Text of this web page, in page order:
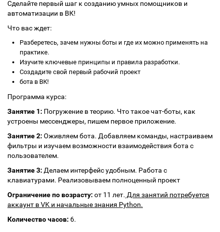
Сделайте первый шаг к созданию умных помощников и
автоматизации в ВК!
Что вас ждет:
Разберетесь, зачем нужны боты и где их можно применять на
практике.
Изучите ключевые принципы и правила разработки.
Создадите свой первый рабочий проект
бота в ВК!
Программа курса:
Занятие 1: Погружение в теорию. Что такое чат-боты, как
устроены мессенджеры, пишем первое приложение.
Занятие 2: Оживляем бота. Добавляем команды, настраиваем
фильтры и изучаем возможности взаимодействия бота с
пользователем.
Занятие 3: Делаем интерфейс удобным. Работа с
клавиатурами. Реализовываем полноценный проект
Ограничение по возрасту: от 11 лет. Для занятий потребуется
аккаунт в VK и начальные знания Python.
Количество часов: 6.